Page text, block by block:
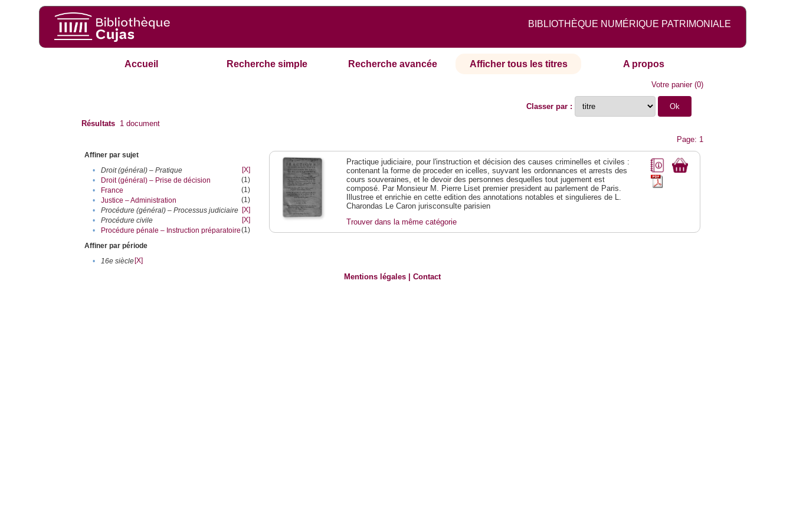
BIBLIOTHÈQUE NUMÉRIQUE PATRIMONIALE
Accueil Recherche simple Recherche avancée Afficher tous les titres A propos
Votre panier(0)
Classer par :
Résultats 1 document
Page: 1
Affiner par sujet
•
Droit (général) – Pratique
[X]
•
Droit (général) – Prise de décision
(1)
•
France
(1)
•
Justice – Administration
(1)
•
Procédure (général) – Processus judiciaire [X]
•
Procédure civile
[X]
•
Procédure pénale – Instruction préparatoire(1)
Affiner par période
•
16e siècle[X]
Practique judiciaire, pour l'instruction et décision des causes criminelles et civiles :
contenant la forme de proceder en icelles, suyvant les ordonnances et arrests des
cours souveraines, et le devoir des personnes desquelles tout jugement est
composé. Par Monsieur M. Pierre Liset premier president au parlement de Paris.
Illustree et enrichie en cette edition des annotations notables et singulieres de L.
Charondas Le Caron jurisconsulte parisien
Trouver dans la même catégorie
Mentions légales |Contact